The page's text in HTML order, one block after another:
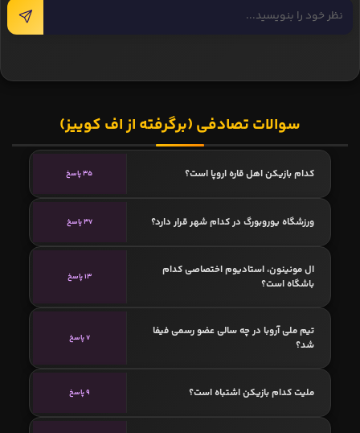
سوالات تصادفی (برگرفته از اف کوییز)
کدام بازیکن اهل قاره اروپا است؟ 35 پاسخ
ورزشگاه یوروبورگ در کدام شهر قرار دارد؟ 37 پاسخ
ال مونینون، استادیوم اختصاصی کدام
باشگاه است؟
13 پاسخ
تیم ملی آروبا در چه سالی عضو رسمی فیفا
شد؟
7 پاسخ
ملیت کدام بازیکن اشتباه است؟ 9 پاسخ